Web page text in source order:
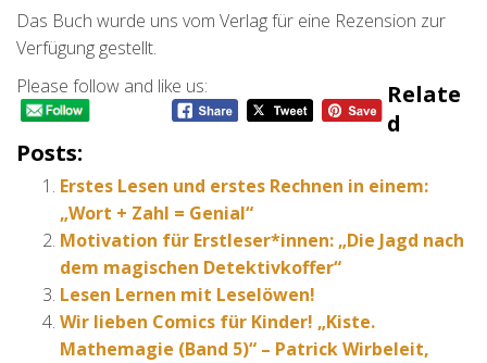
Das Buch wurde uns vom Verlag für eine Rezension zur
Verfügung gestellt.
Please follow and like us:
Relate
D
Posts:
Erstes Lesen und erstes Rechnen in einem:
„Wort + Zahl = Genial“
Motivation für Erstleser*innen: „Die Jagd nach
dem magischen Detektivkoffer“
Lesen Lernen mit Leselöwen!
Wir lieben Comics für Kinder! „Kiste.
Mathemagie (Band 5)“ – Patrick Wirbeleit,